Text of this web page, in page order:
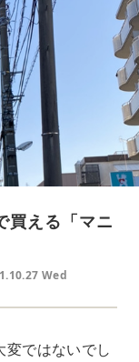
買える「マニ
Wed
ではないでし